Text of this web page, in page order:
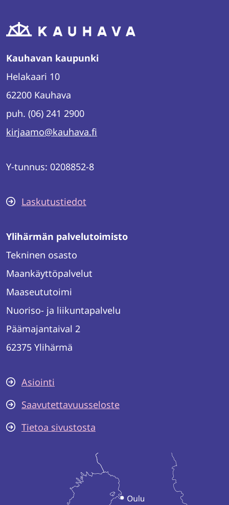
Kauhavan kaupunki
Helakaari 10
62200 Kauhava
puh. (06) 241 2900
kirjaamo@kauhava.fi
Y-tunnus: 0208852-8
Laskutustiedot
Ylihärmän palvelutoimisto
Tekninen osasto
Maankäyttöpalvelut
Maaseututoimi
Nuoriso- ja liikuntapalvelu
Päämajantaival 2
62375 Ylihärmä
Asiointi
Saavutettavuusseloste
Tietoa sivustosta